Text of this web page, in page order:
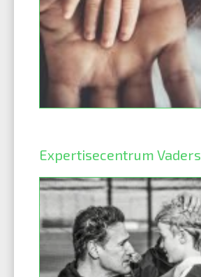
Expertisecentrum Vaders